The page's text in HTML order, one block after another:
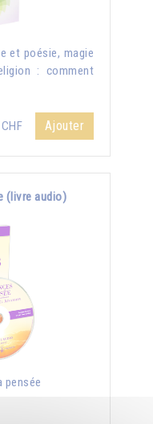
et poésie, magie
: comment
Ajouter
(livre audio)
pensée